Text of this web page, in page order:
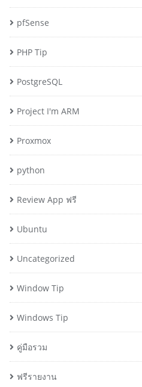
pfSense
PHP Tip
PostgreSQL
Project I'm ARM
Proxmox
python
Review App ฟรี
Ubuntu
Uncategorized
Window Tip
Windows Tip
คู่มือรวม
ฟรีรายงาน